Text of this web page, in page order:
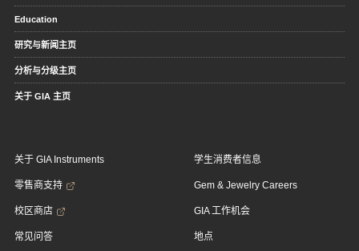
Education
研究与新闻主页
分析与分级主页
关于 GIA 主页
关于 GIA Instruments
零售商支持
校区商店
常见问答
学生消费者信息
Gem & Jewelry Careers
GIA 工作机会
地点